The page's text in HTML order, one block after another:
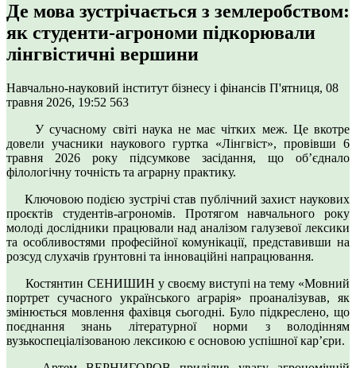
Де мова зустрічається з землеробством:
як студенти-агрономи підкорювали
лінгвістичні вершини
Навчально-науковий інститут бізнесу і фінансів П'ятниця, 08
травня 2026, 19:52 563
У сучасному світі наука не має чітких меж. Це вкотре
довели учасники наукового гуртка «Лінгвіст», провівши 6
травня 2026 року підсумкове засідання, що об’єднало
філологічну точність та аграрну практику.
Ключовою подією зустрічі став публічний захист наукових
проєктів студентів-агрономів. Протягом навчального року
молоді дослідники працювали над аналізом галузевої лексики
та особливостями професійної комунікації, представивши на
розсуд слухачів ґрунтовні та інноваційні напрацювання.
Костянтин СЕНИШИН у своєму виступі на тему «Мовний
портрет сучасного українського аграрія» проаналізував, як
змінюється мовлення фахівця сьогодні. Було підкреслено, що
поєднання знань літературної норми з володінням
вузькоспеціалізованою лексикою є основою успішної кар’єри.